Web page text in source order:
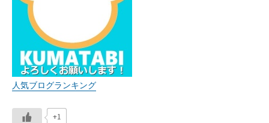
人気ブログランキング
+1